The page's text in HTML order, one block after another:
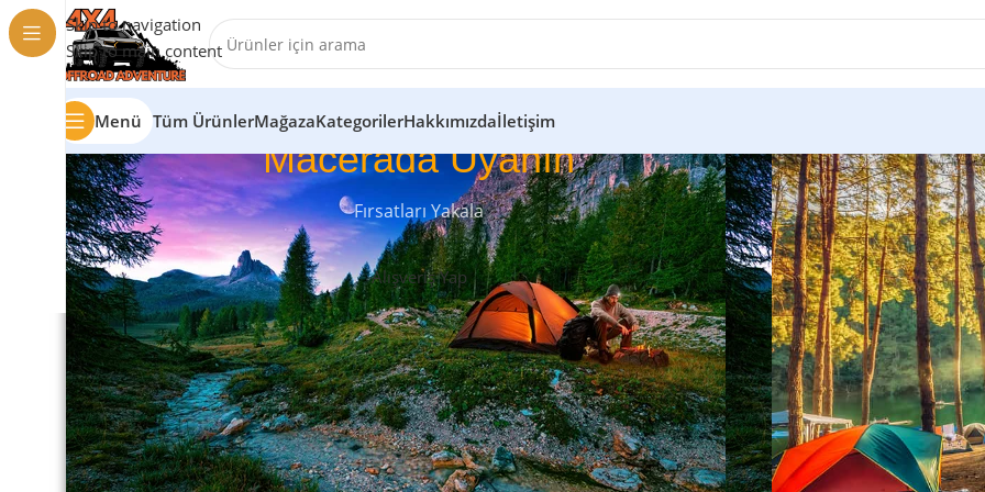
Skip to navigation
Skip to main content
Menü Tüm ÜrünlerMağazaKategorilerHakkımızdaİletişim
Macerada Uyanın
Fırsatları Yakala
Alışveriş Yap